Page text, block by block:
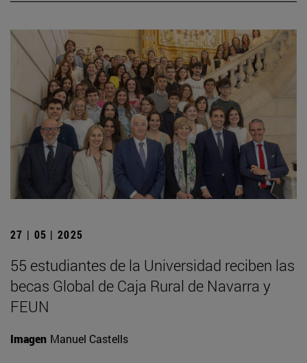
27 | 05 | 2025
55 estudiantes de la Universidad reciben las
becas Global de Caja Rural de Navarra y
FEUN
Imagen Manuel Castells